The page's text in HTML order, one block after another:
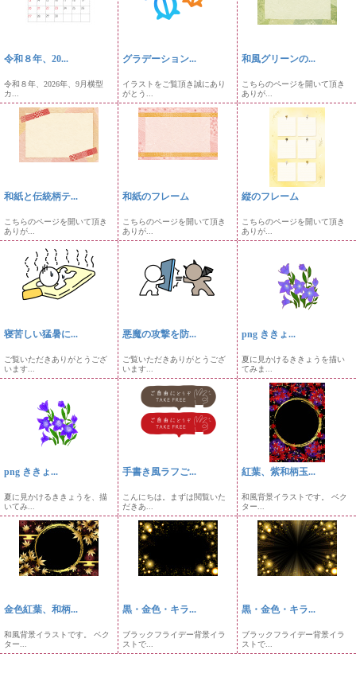
令和８年、20...
令和８年、2026年、9月横型
カ...
グラデーション...
イラストをご覧頂き誠にあり
がとう...
和風グリーンの...
こちらのページを開いて頂き
ありが...
和紙と伝統柄テ...
こちらのページを開いて頂き
ありが...
和紙のフレーム
こちらのページを開いて頂き
ありが...
縦のフレーム
こちらのページを開いて頂き
ありが...
寝苦しい猛暑に...
ご覧いただきありがとうござ
います...
悪魔の攻撃を防...
ご覧いただきありがとうござ
います...
png ききょ...
夏に見かけるききょうを描い
てみま...
png ききょ...
夏に見かけるききょうを、描
いてみ...
手書き風ラフご...
こんにちは。まずは閲覧いた
だきあ...
紅葉、紫和柄玉...
和風背景イラストです。 ベク
ター...
金色紅葉、和柄...
和風背景イラストです。 ベク
ター...
黒・金色・キラ...
ブラックフライデー背景イラ
ストで...
黒・金色・キラ...
ブラックフライデー背景イラ
ストで...